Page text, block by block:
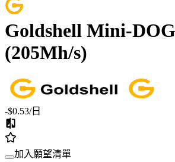
Goldshell Mini-
(205Mh/s)
-$0.53/日
加入願望清單